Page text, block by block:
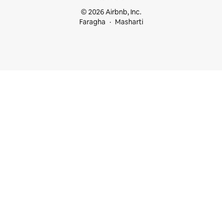
© 2026 Airbnb, Inc.
Faragha
Masharti